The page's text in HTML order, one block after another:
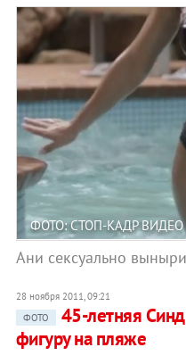
ФОТО: СТОП-КАДР ВИДЕО
Ани сексуально
28 ноября 2011, 09:21
ФОТО
45-летняя
фигуру на пляже